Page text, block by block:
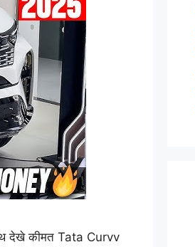
देखे कीमत Tata Curvv